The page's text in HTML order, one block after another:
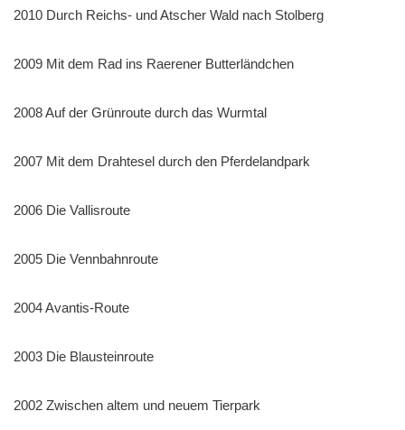
2010 Durch Reichs- und Atscher Wald nach Stolberg
2009 Mit dem Rad ins Raerener Butterländchen
2008 Auf der Grünroute durch das Wurmtal
2007 Mit dem Drahtesel durch den Pferdelandpark
2006 Die Vallisroute
2005 Die Vennbahnroute
2004 Avantis-Route
2003 Die Blausteinroute
2002 Zwischen altem und neuem Tierpark